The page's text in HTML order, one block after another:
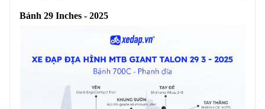
Bánh 29 Inches - 2025